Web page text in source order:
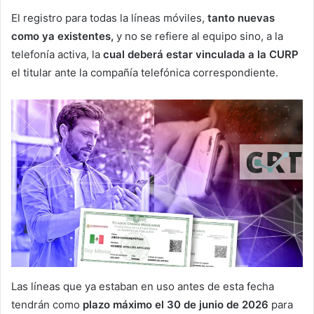
El registro para todas la líneas móviles, tanto nuevas
como ya existentes, y no se refiere al equipo sino, a la
telefonía activa, la cual deberá estar vinculada a la CURP
el titular ante la compañía telefónica correspondiente.
Las líneas que ya estaban en uso antes de esta fecha
tendrán como plazo máximo el 30 de junio de 2026 para